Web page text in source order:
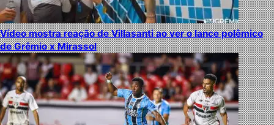
Vídeo mostra reação de Villasanti ao ver o lance polêmico
de Grêmio x Mirassol